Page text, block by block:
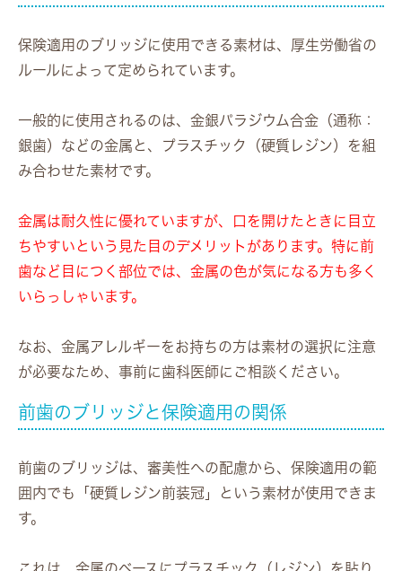
保険適用のブリッジに使用できる素材は、厚生労働省の
ルールによって定められています。
一般的に使用されるのは、 金銀パラジウム合金（通称：
銀歯）などの金属 と、 プラスチック（硬質レジン） を組
み合わせた素材です。
金属は耐久性に優れていますが、口を開けたときに目立
ちやすいという見た目のデメリットがあります。特に前
歯など目につく部位では、金属の色が気になる方も多く
いらっしゃいます。
なお、金属アレルギーをお持ちの方は素材の選択に注意
が必要なため、事前に歯科医師にご相談ください。
前歯のブリッジと保険適用の関係
前歯のブリッジは、審美性への配慮から、保険適用の範
囲内でも「硬質レジン前装冠」という素材が使用できま
す。